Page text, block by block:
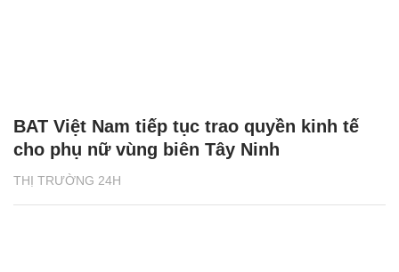
THỊ TRƯỜNG 24H
BAT Việt Nam tiếp tục trao quyền kinh tế
cho phụ nữ vùng biên Tây Ninh